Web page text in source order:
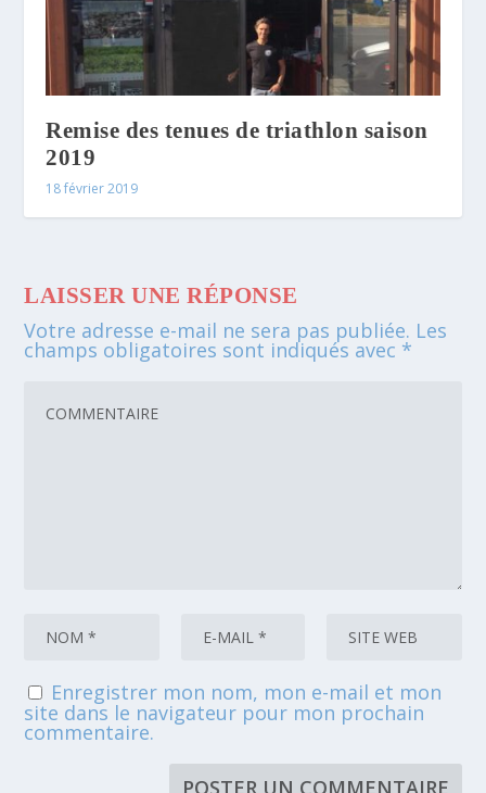
Remise des tenues de triathlon saison
2019
18 février 2019
LAISSER UNE RÉPONSE
Votre adresse e-mail ne sera pas publiée. Les
champs obligatoires sont indiqués avec *
Enregistrer mon nom, mon e-mail et mon
site dans le navigateur pour mon prochain
commentaire.